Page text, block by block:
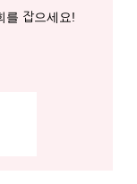
를 잡으세요!